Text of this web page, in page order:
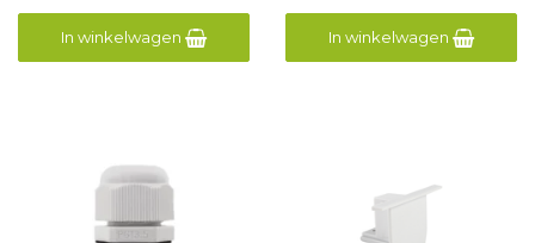
In winkelwagen In winkelwagen